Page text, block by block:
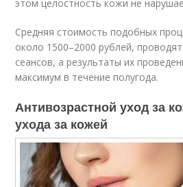
этом целостность кожи не
Средняя стоимость подобных
около 1500–2000 рублей,
сеансов, а результаты их
максимум в течение полугода.
Антивозрастной уход за
ухода за кожей